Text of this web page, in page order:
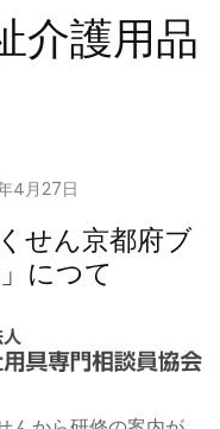
介護用品
4月27日
せん京都府ブ
につて